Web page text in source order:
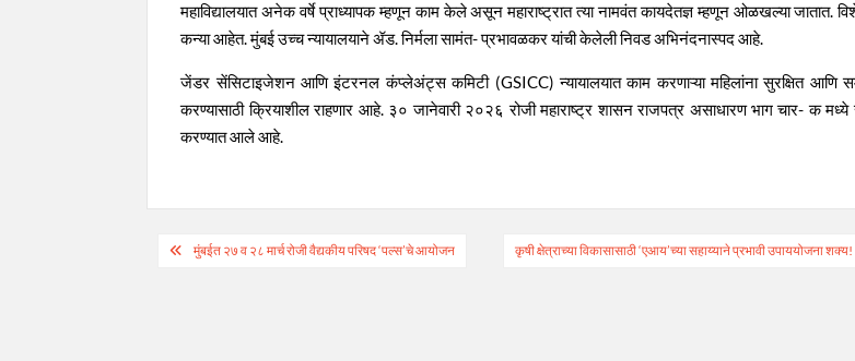
महाविद्यालयात अनेक वर्षे प्राध्यापक म्हणून काम केले असून महाराष्ट्रात त्या नामवंत कायदेतज्ञ म्हणून ओळखल्या जातात.
कन्या आहेत. मुंबई उच्च न्यायालयाने ॲड. निर्मला सामंत- प्रभावळकर यांची केलेली निवड अभिनंदनास्पद आहे.
जेंडर सेंसिटाइजेशन आणि इंटरनल कंप्लेअंट्स कमिटी (GSICC) न्यायालयात काम करणाऱ्या महिलांना सुरक्षित आणि
करण्यासाठी क्रियाशील राहणार आहे. ३० जानेवारी २०२६ रोजी महाराष्ट्र शासन राजपत्र असाधारण भाग चार- क
करण्यात आले आहे.
Postमुंबईत २७ व २८ मार्च रोजी वैद्यकीय परिषद ‘पल्स’चे आयोजन कृषी क्षेत्राच्या विकासासाठी ‘एआय’च्या सहाय्याने प्रभावी उपाययोजना